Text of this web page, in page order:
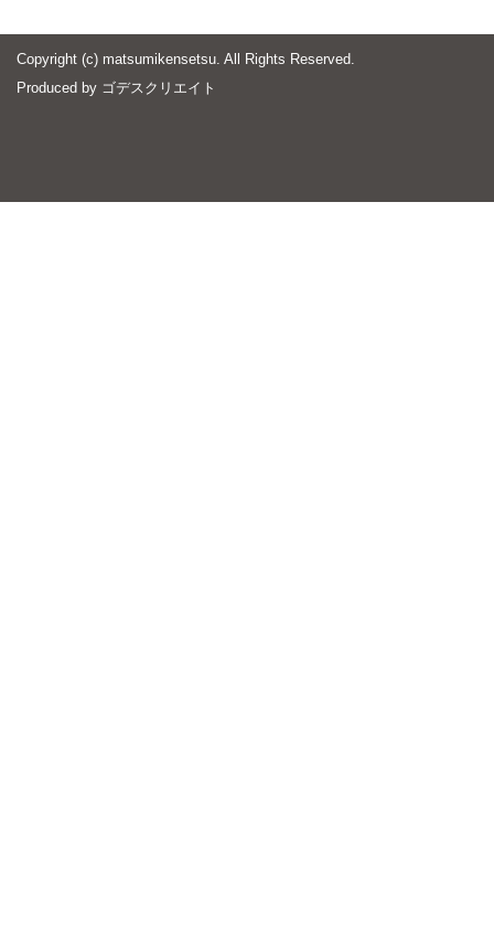
Copyright (c) matsumikensetsu. All Rights Reserved.
Produced by ゴデスクリエイト